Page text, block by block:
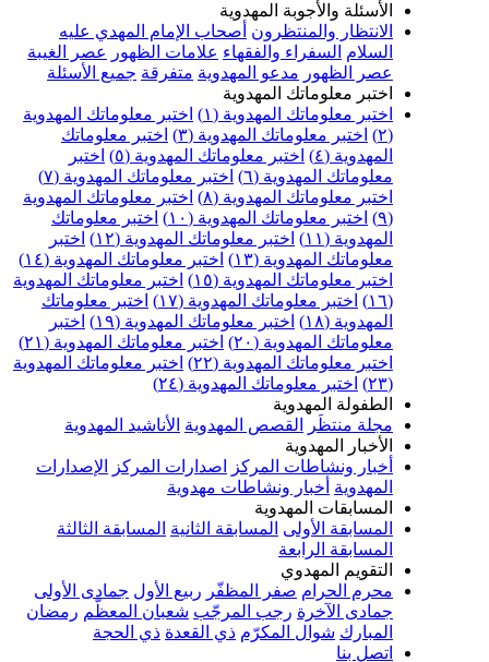
والأجوبة المهدوية
والمنتظرون أصحاب الإمام المهدي عليه
السفراء والفقهاء علامات الظهور عصر الغيبة
مدعو المهدوية متفرقة جميع الأسئلة
معلوماتك المهدوية
معلوماتك المهدوية (١)
اختبر معلوماتك المهدوية
اختبر معلوماتك المهدوية (٣)
اختبر معلوماتك
اختبر معلوماتك المهدوية (٥)
اختبر
المهدوية (٦)
اختبر معلوماتك المهدوية (٧)
معلوماتك المهدوية (٨)
اختبر معلوماتك المهدوية
اختبر معلوماتك المهدوية (١٠)
اختبر معلوماتك
اختبر معلوماتك المهدوية (١٢)
اختبر
المهدوية (١٣)
اختبر معلوماتك المهدوية (١٤)
معلوماتك المهدوية (١٥)
اختبر معلوماتك المهدوية
اختبر معلوماتك المهدوية (١٧)
اختبر معلوماتك
اختبر معلوماتك المهدوية (١٩)
اختبر
المهدوية (٢٠)
اختبر معلوماتك المهدوية (٢١)
معلوماتك المهدوية (٢٢)
اختبر معلوماتك المهدوية
اختبر معلوماتك المهدوية (٢٤)
المهدوية
منتظَر
القصص المهدوية الأناشيد المهدوية
المهدوية
ونشاطات المركز اصدارات المركز الإصدارات
أخبار ونشاطات مهدوية
المهدوية
الأولى المسابقة الثانية المسابقة الثالثة
الرابعة
المهدوي
الحرام
صفر المظفّر ربيع الأول جمادى الأولى
رجب المرجّب شعبان المعظّم رمضان
شوال المكرّم ذي القعدة ذي الحجة